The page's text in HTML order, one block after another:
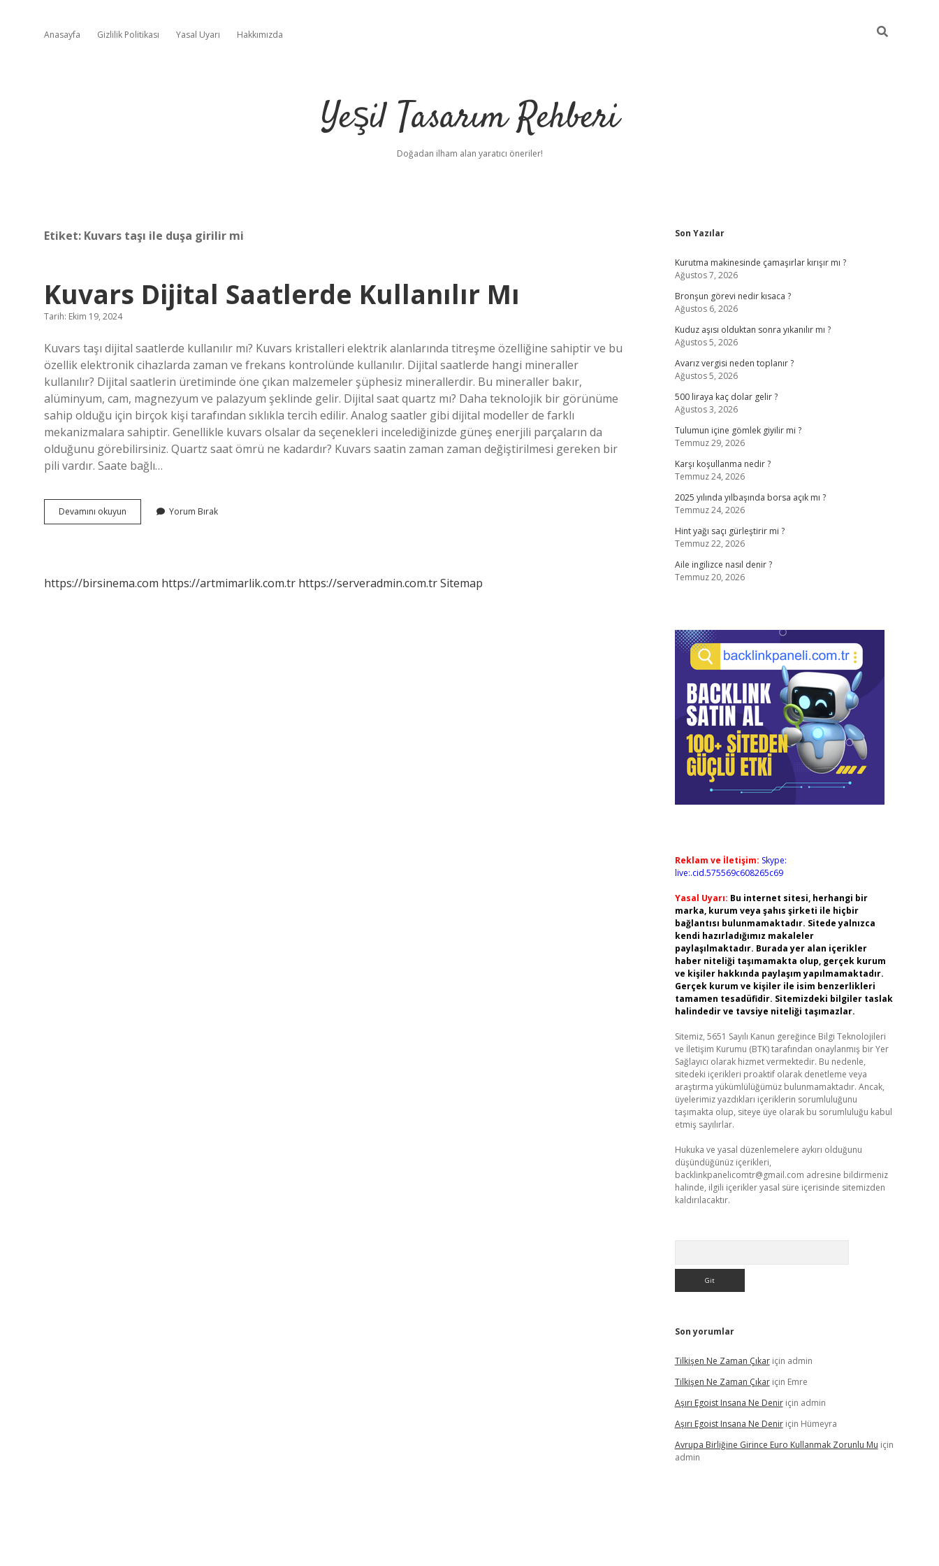
Anasayfa Gizlilik Politikası Yasal Uyarı Hakkımızda
Yeşil Tasarım Rehberi
Doğadan ilham alan yaratıcı öneriler!
Etiket: Kuvars taşı ile duşa girilir mi
Kuvars Dijital Saatlerde Kullanılır Mı
Tarih: Ekim 19, 2024
Kuvars taşı dijital saatlerde kullanılır mı? Kuvars kristalleri elektrik alanlarında titreşme özelliğine sahiptir ve bu
özellik elektronik cihazlarda zaman ve frekans kontrolünde kullanılır. Dijital saatlerde hangi mineraller
kullanılır? Dijital saatlerin üretiminde öne çıkan malzemeler şüphesiz minerallerdir. Bu mineraller bakır,
alüminyum, cam, magnezyum ve palazyum şeklinde gelir. Dijital saat quartz mı? Daha teknolojik bir görünüme
sahip olduğu için birçok kişi tarafından sıklıkla tercih edilir. Analog saatler gibi dijital modeller de farklı
mekanizmalara sahiptir. Genellikle kuvars olsalar da seçenekleri incelediğinizde güneş enerjili parçaların da
olduğunu görebilirsiniz. Quartz saat ömrü ne kadardır? Kuvars saatin zaman zaman değiştirilmesi gereken bir
pili vardır. Saate bağlı…
Devamını okuyun
Dijital
Yorum Bırak
https://birsinema.com https://artmimarlik.com.tr https://serveradmin.com.trSitemap
Sidebar
Son Yazılar
Kurutma makinesinde çamaşırlar kırışır mı ?
Ağustos 7, 2026
Bronşun görevi nedir kısaca ?
Ağustos 6, 2026
Kuduz aşısı olduktan sonra yıkanılır mı ?
Ağustos 5, 2026
Avarız vergisi neden toplanır ?
Ağustos 5, 2026
500 liraya kaç dolar gelir ?
Ağustos 3, 2026
Tulumun içine gömlek giyilir mi ?
Temmuz 29, 2026
Karşı koşullanma nedir ?
Temmuz 24, 2026
2025 yılında yılbaşında borsa açık mı ?
Temmuz 24, 2026
Hint yağı saçı gürleştirir mi ?
Temmuz 22, 2026
Aile ingilizce nasıl denir ?
Temmuz 20, 2026
Reklam ve İletişim: Skype:
live:.cid.575569c608265c69
Yasal Uyarı: Bu internet sitesi, herhangi bir
marka, kurum veya şahıs şirketi ile hiçbir
bağlantısı bulunmamaktadır. Sitede yalnızca
kendi hazırladığımız makaleler
paylaşılmaktadır. Burada yer alan içerikler
haber niteliği taşımamakta olup, gerçek kurum
ve kişiler hakkında paylaşım yapılmamaktadır.
Gerçek kurum ve kişiler ile isim benzerlikleri
tamamen tesadüfidir. Sitemizdeki bilgiler taslak
halindedir ve tavsiye niteliği taşımazlar.
Sitemiz, 5651 Sayılı Kanun gereğince Bilgi Teknolojileri
ve İletişim Kurumu (BTK) tarafından onaylanmış bir Yer
Sağlayıcı olarak hizmet vermektedir. Bu nedenle,
sitedeki içerikleri proaktif olarak denetleme veya
araştırma yükümlülüğümüz bulunmamaktadır. Ancak,
üyelerimiz yazdıkları içeriklerin sorumluluğunu
taşımakta olup, siteye üye olarak bu sorumluluğu kabul
etmiş sayılırlar.
Hukuka ve yasal düzenlemelere aykırı olduğunu
düşündüğünüz içerikleri,
backlinkpanelicomtr@gmail.com adresine bildirmeniz
halinde, ilgili içerikler yasal süre içerisinde sitemizden
kaldırılacaktır.
Son yorumlar
Tilkişen Ne Zaman Çıkariçin admin
Tilkişen Ne Zaman Çıkariçin Emre
Aşırı Egoist Insana Ne Deniriçin admin
Aşırı Egoist Insana Ne Deniriçin Hümeyra
Avrupa Birliğine Girince Euro Kullanmak Zorunlu Mu için
admin